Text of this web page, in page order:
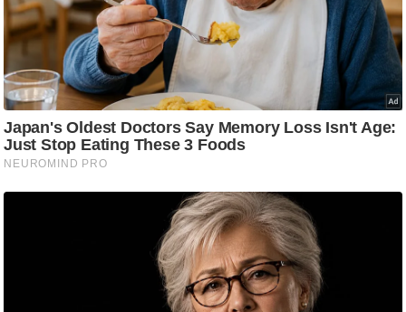
/
फै
न
घ
रे
लू